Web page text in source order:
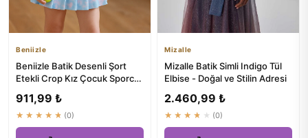
Beniizle
Beniizle Batik Desenli Şort
Etekli Crop Kız Çocuk Sporcu
911,99 ₺
★★★★★ (0)
Mizalle
Mizalle Batik Simli Indigo Tül
Elbise - Doğal ve Stilin Adresi
2.460,99 ₺
★★★★★ (0)